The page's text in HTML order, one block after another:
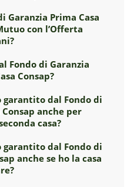
Garanzia Prima Casa
con l’Offerta
Fondo di Garanzia
Consap?
garantito dal Fondo di
anche per
casa?
garantito dal Fondo di
anche se ho la casa